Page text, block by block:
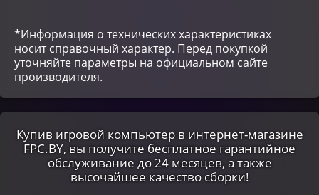
*Информация о технических характеристиках
носит справочный характер. Перед покупкой
уточняйте параметры на официальном сайте
производителя.
Купив игровой компьютер в интернет-магазине
FPC.BY, вы получите бесплатное гарантийное
обслуживание до 24 месяцев, а также
высочайшее качество сборки!